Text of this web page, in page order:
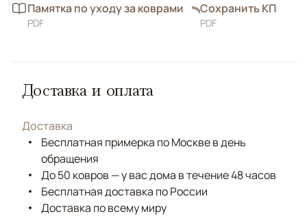
Памятка по уходу за коврами
PDF
Сохранить КП
PDF
Доставка и оплата
Доставка
Бесплатная примерка по Москве в день
обращения
До 50 ковров — у вас дома в течение 48 часов
Бесплатная доставка по России
Доставка по всему миру